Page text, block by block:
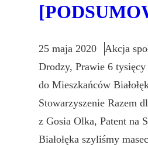
25 maja 2020
Akcja
Drodzy, Prawie 6 tysięcy
do Mieszkańców
Stowarzyszenie Razem
z Gosia Olka, Patent na
Białołęka szyliśmy